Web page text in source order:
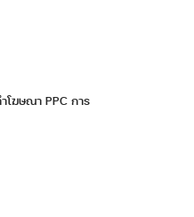
โฆษณา PPC การ